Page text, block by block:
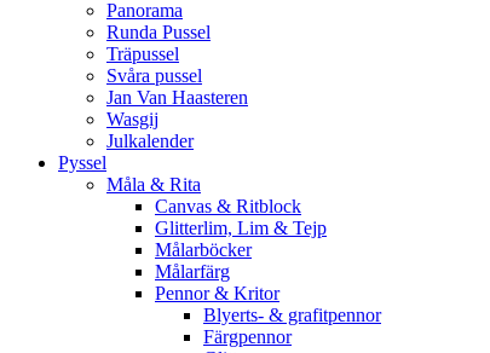
Panorama
Runda Pussel
Träpussel
Svåra pussel
Jan Van Haasteren
Wasgij
Julkalender
Pyssel
Måla & Rita
Canvas & Ritblock
Glitterlim, Lim & Tejp
Målarböcker
Målarfärg
Pennor & Kritor
Blyerts- & grafitpennor
Färgpennor